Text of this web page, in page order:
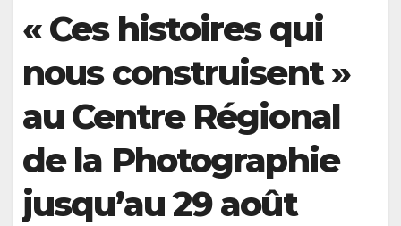
« Ces histoires qui
nous construisent »
au Centre Régional
de la Photographie
jusqu’au 29 août